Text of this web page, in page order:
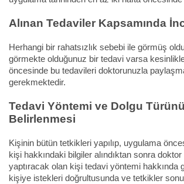
Alınan Tedaviler Kapsamında
Herhangi bir rahatsızlık sebebi ile görmüş
görmekte olduğunuz bir tedavi varsa
öncesinde bu tedavileri doktorunuzla
gerekmektedir.
Tedavi Yöntemi ve Dolgu
Belirlenmesi
Kişinin bütün tetkikleri yapılıp, uygulama
kişi hakkındaki bilgiler alındıktan sonra
yaptıracak olan kişi tedavi yöntemi hakkında
kişiye istekleri doğrultusunda ve tetkikler